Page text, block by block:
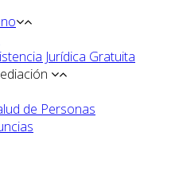
Jurídica Gratuita
de Personas